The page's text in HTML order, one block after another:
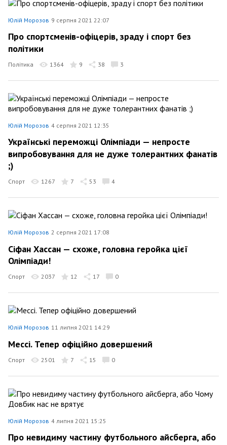
Юлій Морозов 9 серпня 2021 22:07
Про спортсменів-офіцерів, зраду і спорт без
політики
Політика 1364 9 38 3
Юлій Морозов 4 серпня 2021 12:35
Українські переможці Олімпіади — непросте
випробовування для не дуже толерантних фанатів
;)
Спорт 1267 7 53 4
Юлій Морозов 2 серпня 2021 17:08
Сіфан Хассан — схоже, головна геройка цієї
Олімпіади!
Спорт 2037 12 17 0
Юлій Морозов 11 липня 2021 14:29
Мессі. Тепер офіційно довершений
Спорт 2501 7 15 0
Юлій Морозов 4 липня 2021 15:25
Про невидиму частину футбольного айсберга, або